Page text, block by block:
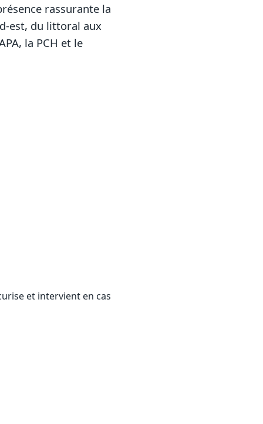
rassurante la
est, du littoral aux
la PCH et le
et intervient en cas